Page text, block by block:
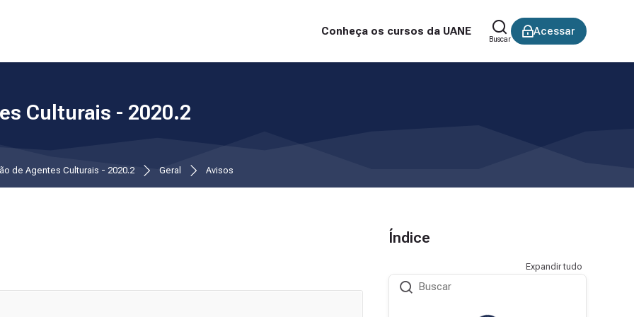
Conheça os cursos da UANE
Buscar
Acessar
Culturais - 2020.2
de Agentes Culturais - 2020.2 Geral Avisos
Índice
Expandir tudo
Buscar